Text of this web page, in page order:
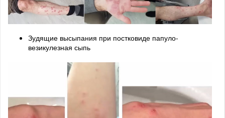
Зудящие высыпания при постковиде папуло-
везикулезная сыпь